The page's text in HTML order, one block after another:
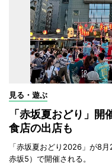
見る・遊ぶ
「赤坂夏おどり」
食店の出店も
「赤坂夏おどり2026」が8
赤坂5）で開催される。